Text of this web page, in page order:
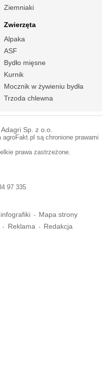
Ziemniaki
Zwierzęta
Alpaka
ASF
Bydło mięsne
Kurnik
Mocznik w żywieniu bydła
Trzoda chlewna
Adagri Sp. z o.o.
są chronione prawami
prawa zastrzeżone.
97 335
Mapa strony
Reklama Redakcja